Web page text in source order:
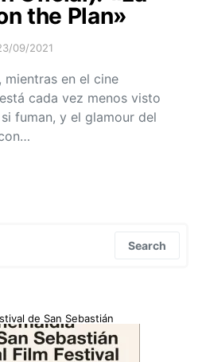
the Plan»
09/2021
mientras en el cine
cada vez menos visto
fuman, y el glamour del
Search
de San Sebastián